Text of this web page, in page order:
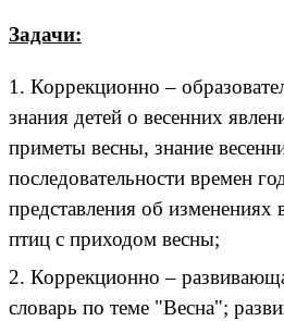
Задачи:
1. Коррекционно –
знания детей о весенних
приметы весны, знание
последовательности времен
представления об
птиц с приходом весны;
2. Коррекционно –
словарь по теме "Весна";